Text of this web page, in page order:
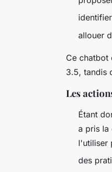
allouer
Ce chatbot
3.5, tandis
Les
Étant
a pris la
l'utiliser
des